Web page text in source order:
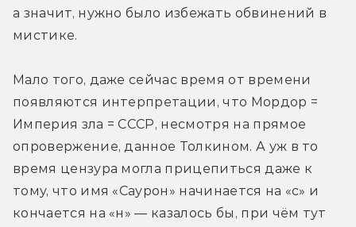
а значит, нужно было избежать обвинений в
мистике.
Мало того, даже сейчас время от времени
появляются интерпретации, что Мордор =
Империя зла = СССР, несмотря на прямое
опровержение, данное Толкином. А уж в то
время цензура могла прицепиться даже к
тому, что имя «Саурон» начинается на «с» и
кончается на «н» — казалось бы, при чём тут